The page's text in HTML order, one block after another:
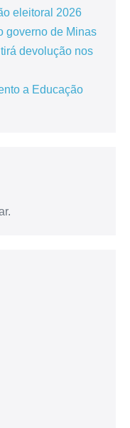
eleitoral 2026
governo de Minas
devolução nos
a Educação